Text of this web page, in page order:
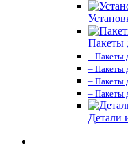
Пакеты
– Пакеты
– Пакеты
– Пакеты
– Пакеты
Детали